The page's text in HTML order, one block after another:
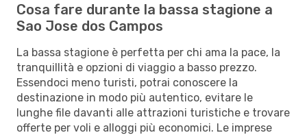
Cosa fare durante la bassa stagione a
Sao Jose dos Campos
La bassa stagione è perfetta per chi ama la pace, la
tranquillità e opzioni di viaggio a basso prezzo.
Essendoci meno turisti, potrai conoscere la
destinazione in modo più autentico, evitare le
lunghe file davanti alle attrazioni turistiche e trovare
offerte per voli e alloggi più economici. Le imprese